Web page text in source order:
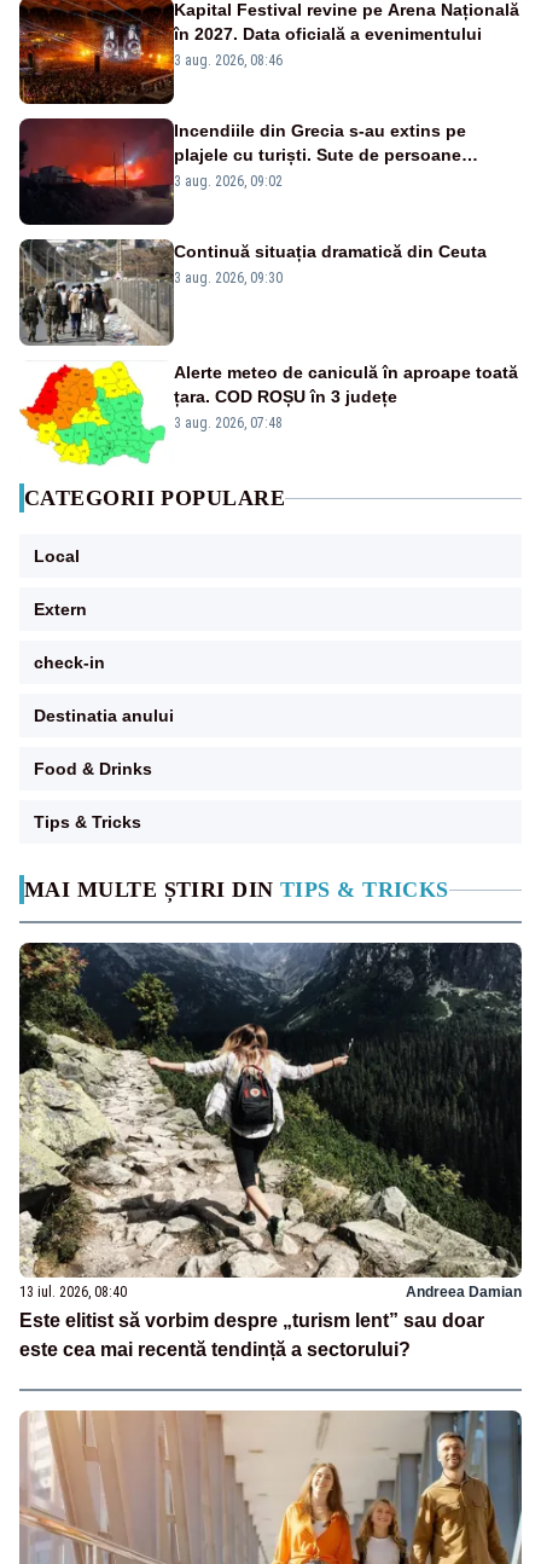
MAI MULTE ȘTIRI DIN TIPS & TRICKS
13 iul. 2026, 08:40 Andreea Damian
Este elitist să vorbim despre „turism lent” sau doar
este cea mai recentă tendință a sectorului?
Kapital Festival revine pe Arena Națională
în 2027. Data oficială a evenimentului
3 aug. 2026, 08:46
Incendiile din Grecia s-au extins pe
plajele cu turiști. Sute de persoane
evacuate pe mare, drumuri blocate de
3 aug. 2026, 09:02
Continuă situația dramatică din Ceuta
3 aug. 2026, 09:30
Alerte meteo de caniculă în aproape toată
țara. COD ROȘU în 3 județe
3 aug. 2026, 07:48
CATEGORII POPULARE
Local
Extern
check-in
Destinatia anului
Food & Drinks
Tips & Tricks